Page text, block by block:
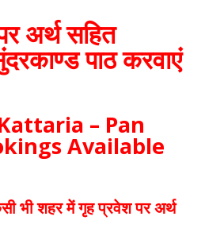
अर्थ सहित
पाठ करवाएं
– Pan
Available
भी शहर में गृह प्रवेश पर अर्थ